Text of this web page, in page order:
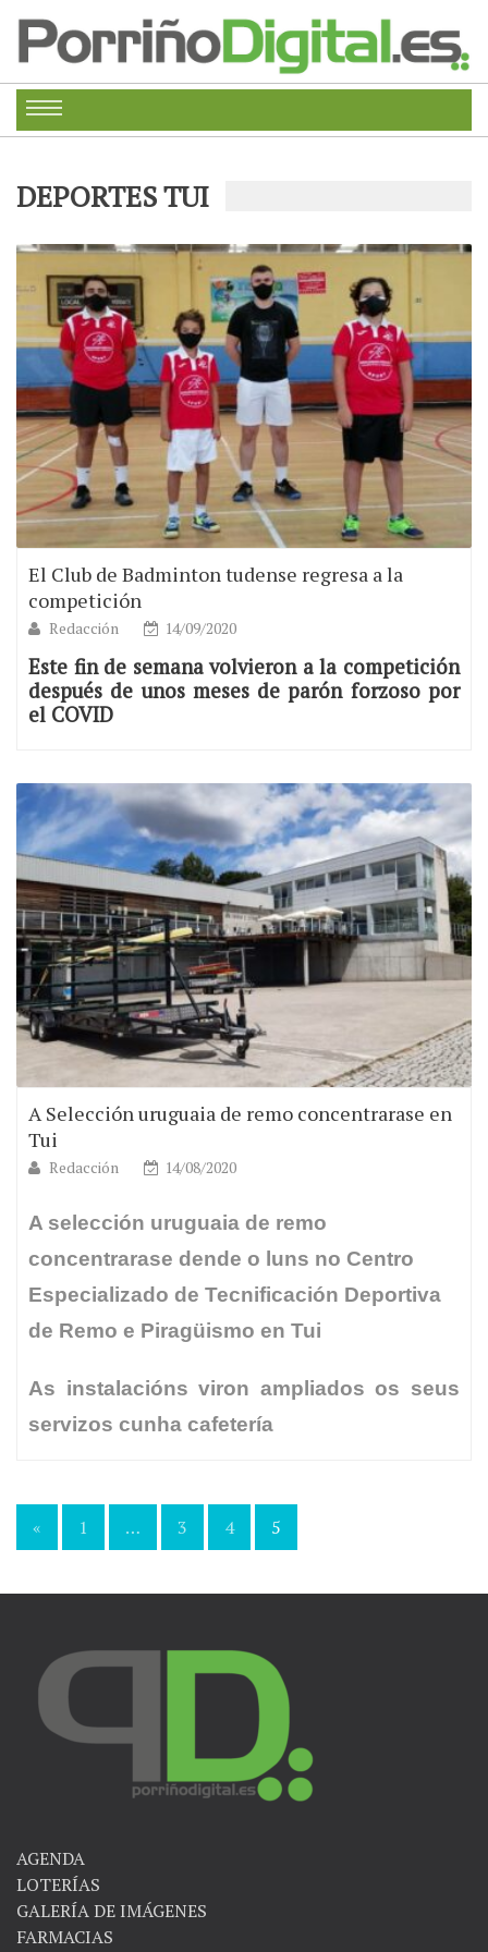
DEPORTES TUI
El Club de Badminton tudense regresa a la
competición
Redacción 14/09/2020
Este fin de semana volvieron a la competición
después de unos meses de parón forzoso por
el COVID
A Selección uruguaia de remo concentrarase en
Tui
Redacción 14/08/2020
A selección uruguaia de remo
concentrarase dende o luns no Centro
Especializado de Tecnificación Deportiva
de Remo e Piragüismo en Tui
As instalacións viron ampliados os seus
servizos cunha cafetería
Navegación
de
« 1 … 3 4 5
AGENDA
LOTERÍAS
GALERÍA DE IMÁGENES
FARMACIAS